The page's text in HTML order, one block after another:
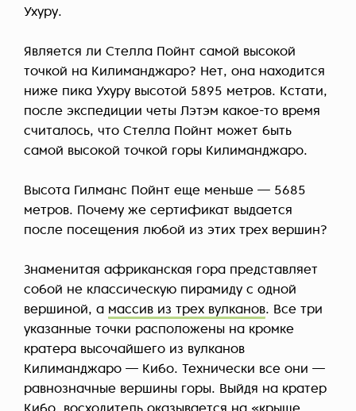
Ухуру.
Является ли Стелла Пойнт самой высокой
точкой на Килиманджаро? Нет, она находится
ниже пика Ухуру высотой 5895 метров. Кстати,
после экспедиции четы Лэтэм какое-то время
считалось, что Стелла Пойнт может быть
самой высокой точкой горы Килиманджаро.
Высота Гилманс Пойнт еще меньше — 5685
метров. Почему же сертификат выдается
после посещения любой из этих трех вершин?
Знаменитая африканская гора представляет
собой не классическую пирамиду с одной
вершиной, а массив из трех вулканов. Все три
указанные точки расположены на кромке
кратера высочайшего из вулканов
Килиманджаро — Кибо. Технически все они —
равнозначные вершины горы. Выйдя на кратер